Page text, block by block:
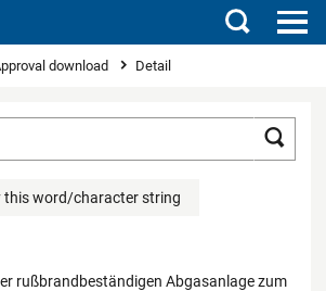
Search
download Detail
this word/character string
rußbrandbeständigen Abgasanlage zum